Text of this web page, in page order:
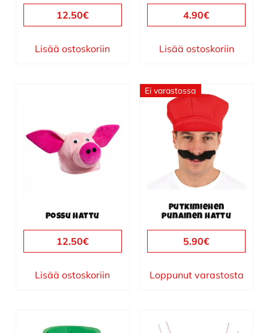
12.50€
Lisää ostoskoriin
4.90€
Lisää ostoskoriin
Possu hattu
12.50€
Lisää ostoskoriin
Ei varastossa
Putkimiehen
punainen hattu
5.90€
Loppunut varastosta